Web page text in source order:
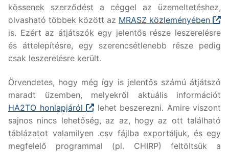
kössenek szerződést a céggel az üzemeltetéshez,
olvasható többek között az MRASZ közleményében
is. Ezért az átjátszók egy jelentős része leszerelésre
és áttelepítésre, egy szerencsétlenebb része pedig
csak leszerelésre került.
Örvendetes, hogy még így is jelentős számú átjátszó
maradt üzemben, melyekről aktuális információt
HA2TO honlapjáról
lehet beszerezni. Amire viszont
sajnos nincs lehetőség, az az, hogy az ott található
táblázatot valamilyen .csv fájlba exportáljuk, és egy
megfelelő programmal (pl. CHIRP) feltöltsük a